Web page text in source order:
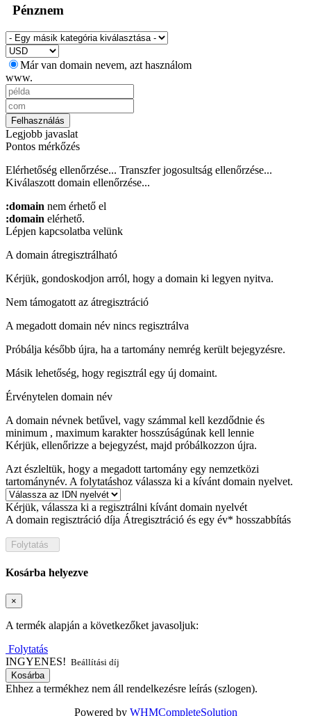
Pénznem
Már van domain nevem, azt használom
www.
Felhasználás
Legjobb javaslat
Pontos mérkőzés
Elérhetőség ellenőrzése... Transzfer jogosultság ellenőrzése...
Kiválaszott domain ellenőrzése...
:domain nem érhető el
:domain elérhető.
Lépjen kapcsolatba velünk
A domain átregisztrálható
Kérjük, gondoskodjon arról, hogy a domain ki legyen nyitva.
Nem támogatott az átregisztráció
A megadott domain név nincs regisztrálva
Próbálja később újra, ha a tartomány nemrég került bejegyzésre.
Másik lehetőség, hogy regisztrál egy új domaint.
Érvénytelen domain név
A domain névnek betűvel, vagy számmal kell kezdődnie és
minimum , maximum karakter hosszúságúnak kell lennie
Kérjük, ellenőrizze a bejegyzést, majd próbálkozzon újra.
Azt észleltük, hogy a megadott tartomány egy nemzetközi
tartománynév. A folytatáshoz válassza ki a kívánt domain nyelvet.
Kérjük, válassza ki a regisztrálni kívánt domain nyelvét
A domain regisztráció díja Átregisztráció és egy év* hosszabbítás
Kosárba helyezve
×
A termék alapján a következőket javasoljuk:
Folytatás
INGYENES! Beállítási díj
Kosárba
Ehhez a termékhez nem áll rendelkezésre leírás (szlogen).
Powered by WHMCompleteSolution